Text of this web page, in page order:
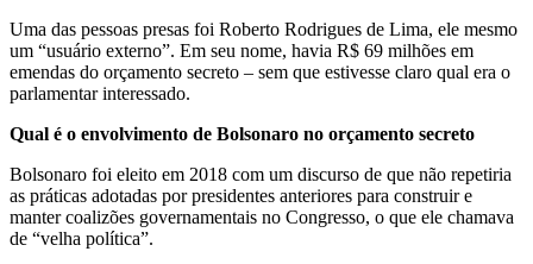
Uma das pessoas presas foi Roberto Rodrigues de Lima, ele mesmo
um “usuário externo”. Em seu nome, havia R$ 69 milhões em
emendas do orçamento secreto – sem que estivesse claro qual era o
parlamentar interessado.
Qual é o envolvimento de Bolsonaro no orçamento secreto
Bolsonaro foi eleito em 2018 com um discurso de que não repetiria
as práticas adotadas por presidentes anteriores para construir e
manter coalizões governamentais no Congresso, o que ele chamava
de “velha política”.